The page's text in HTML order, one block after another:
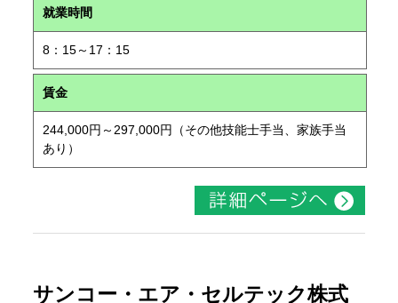
就業時間
8：15～17：15
賃金
244,000円～297,000円（その他技能士手当、家族手当
あり）
サンコー・エア・セルテック株式